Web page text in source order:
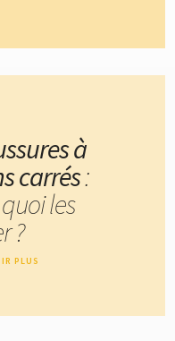
à
carrés:
les
?
PLUS